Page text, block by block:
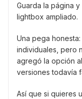
Guarda la página
lightbox ampliado.
Una pega
individuales, pero
agregó la opción
versiones todavía
Así que si quieres